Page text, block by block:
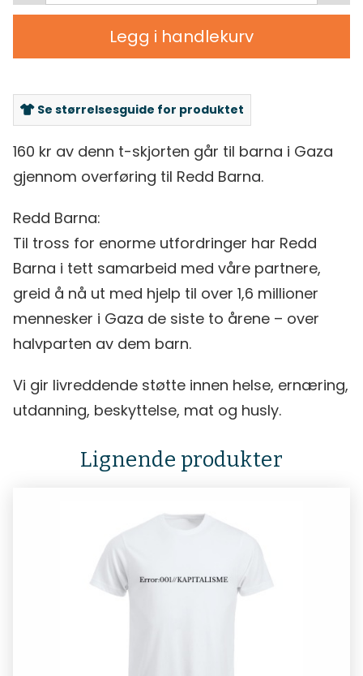
Legg i handlekurv
Se størrelsesguide for produktet
160 kr av denn t-skjorten går til barna i Gaza
gjennom overføring til Redd Barna.
Redd Barna:
Til tross for enorme utfordringer har Redd
Barna i tett samarbeid med våre partnere,
greid å nå ut med hjelp til over 1,6 millioner
mennesker i Gaza de siste to årene – over
halvparten av dem barn.
Vi gir livreddende støtte innen helse, ernæring,
utdanning, beskyttelse, mat og husly.
Lignende produkter